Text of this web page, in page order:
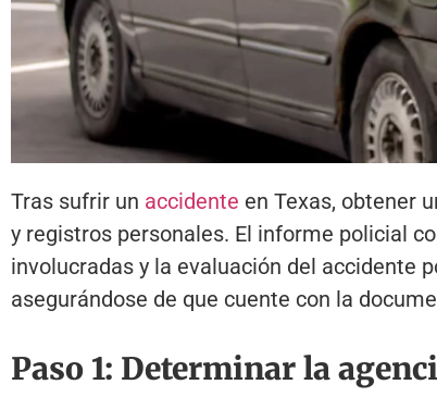
Tras sufrir un accidente en Texas, obtener
y registros personales. El informe policial
involucradas y la evaluación del accidente
asegurándose de que cuente con la
Paso 1: Determinar la